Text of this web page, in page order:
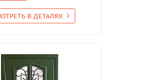
В ДЕТАЛЯХ